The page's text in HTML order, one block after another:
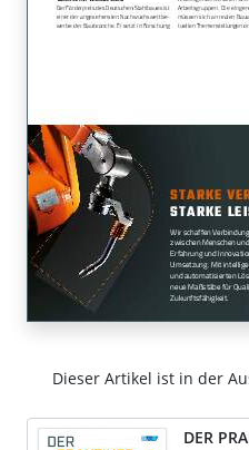
Dieser Artikel ist in der
DER